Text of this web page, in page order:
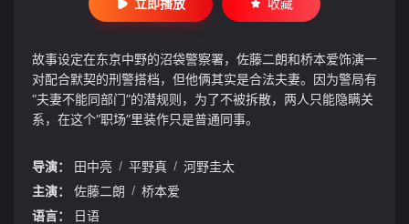
立即播放 收藏
故事设定在东京中野的沼袋警察署，佐藤二朗和桥本爱饰演一
对配合默契的刑警搭档，但他俩其实是合法夫妻。因为警局有
“夫妻不能同部门”的潜规则，为了不被拆散，两人只能隐瞒关
系，在这个“职场”里装作只是普通同事。
导演： 田中亮 / 平野真 / 河野圭太
主演：
佐藤二朗 / 桥本爱
语言：
日语